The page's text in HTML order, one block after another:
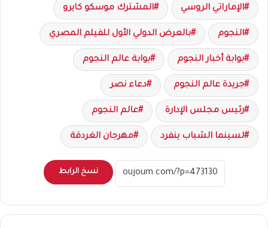
الإماراتي الروسي المشترك موسكو كايرو
النجوم بالعرض الدولي الأول للفيلم المصري
بوابة أخبار النجوم بوابة عالم النجوم
جريدة عالم النجوم دعاء نصر
رئيس مجلس الإدارة عالم النجوم
لسينما الشباب ينفرد مهرجان الغردقة
نسخ الرابط